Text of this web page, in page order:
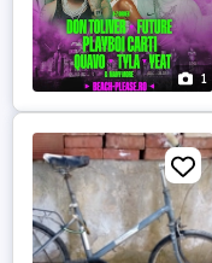
1